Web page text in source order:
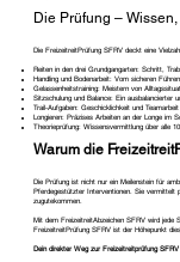
Die Prüfung –
Die FreizeitreitPrüfung SFRV deckt eine
Reiten in den drei Grundgangarten: Schritt,
Handling und Bodenarbeit: Vom sicheren
Gelassenheitstraining: Meistern von
Sitzschulung und Balance: Ein ausbalancierter
Trail-Aufgaben: Geschicklichkeit und Teamarbeit
Longieren: Präzises Arbeiten an der Longe im
Theorieprüfung: Wissensvermittlung über alle
Warum die
Die Prüfung ist nicht nur ein Meilenstein für
Pferdegestützter Interventionen. Sie vermittelt
zugutekommen.
Mit dem FreizeitreitAbzeichen SFRV wird jede
FreizeitreitPrüfung SFRV ist der Höhepunkt
Dein direkter Weg zur Freizeitreitprüfung SFRV